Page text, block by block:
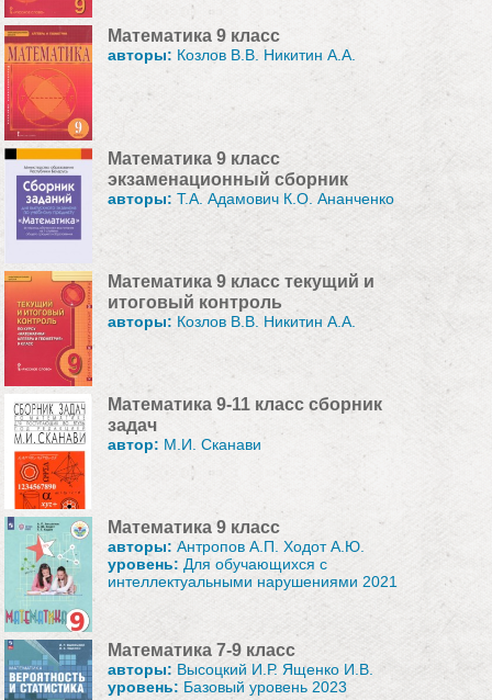
Математика 9 класс
авторы: Козлов В.В. Никитин А.А.
Математика 9 класс
экзаменационный сборник
авторы:Т.А. Адамович К.О. Ананченко
Математика 9 класс текущий и
итоговый контроль
авторы: Козлов В.В. Никитин А.А.
Математика 9-11 класс сборник
задач
автор: М.И. Сканави
Математика 9 класс
авторы:Антропов А.П. Ходот А.Ю.
уровень: Для обучающихся с
интеллектуальными нарушениями 2021
Математика 7-9 класс
авторы: Высоцкий И.Р. Ященко И.В.
уровень: Базовый уровень 2023